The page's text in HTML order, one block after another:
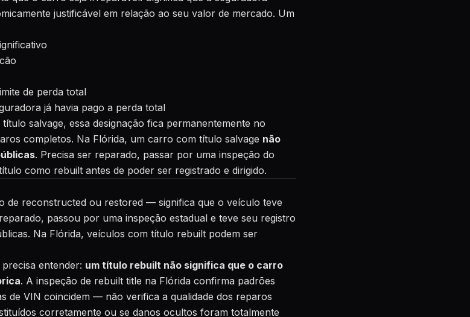
justificável em relação ao seu valor de mercado. Um
de perda total
já havia pago a perda total
salvage, essa designação fica permanentemente no
completos. Na Flórida, um carro com título salvage não
. Precisa ser reparado, passar por uma inspeção do
como rebuilt antes de poder ser registrado e dirigido.
de reconstructed ou restored — significa que o veículo teve
passou por uma inspeção estadual e teve seu registro
Na Flórida, veículos com título rebuilt podem ser
entender: um título rebuilt não significa que o carro
. A inspeção de rebuilt title na Flórida confirma padrões
de VIN coincidem — não verifica a qualidade dos reparos
corretamente ou se danos ocultos foram totalmente